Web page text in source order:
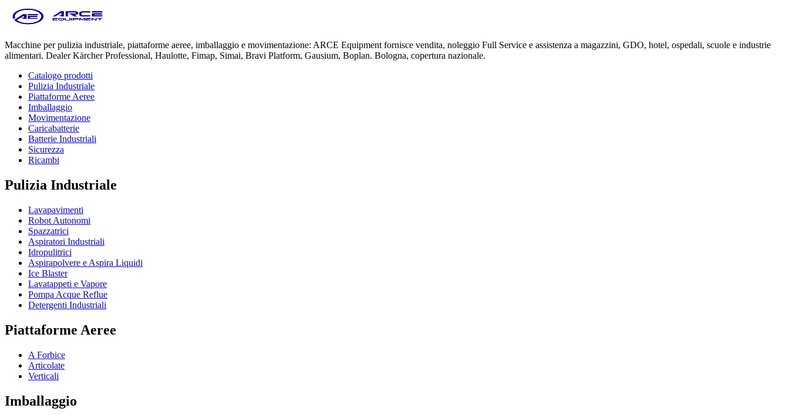
Macchine per pulizia industriale, piattaforme aeree, imballaggio e movimentazione: ARCE Equipment fornisce vendita, noleggio Full Service e assistenza a magazzini, GDO, hotel, ospedali, scuole e industrie
alimentari. Dealer Kärcher Professional, Haulotte, Fimap, Simai, Bravi Platform, Gausium, Boplan. Bologna, copertura nazionale.
Catalogo prodotti
Pulizia Industriale
Piattaforme Aeree
Imballaggio
Movimentazione
Caricabatterie
Batterie Industriali
Sicurezza
Ricambi
Pulizia Industriale
Lavapavimenti
Robot Autonomi
Spazzatrici
Aspiratori Industriali
Idropulitrici
Aspirapolvere e Aspira Liquidi
Ice Blaster
Lavatappeti e Vapore
Pompa Acque Reflue
Detergenti Industriali
Piattaforme Aeree
A Forbice
Articolate
Verticali
Imballaggio